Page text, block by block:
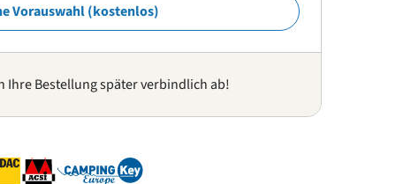
Vorauswahl (kostenlos)
Ihre Bestellung später verbindlich ab!